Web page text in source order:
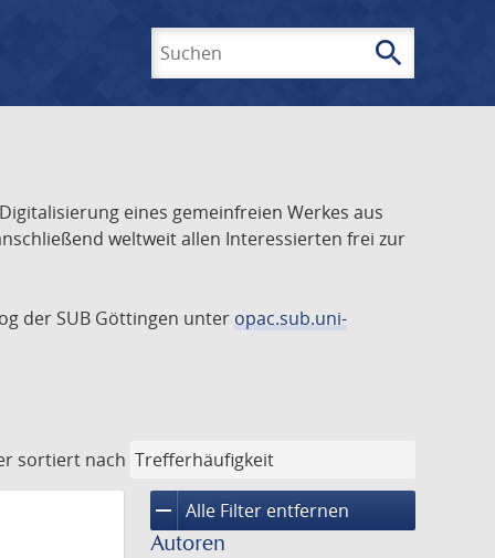
search
eines gemeinfreien Werkes aus
weltweit allen Interessierten frei zur
der SUB Göttingen unter opac.sub.uni-
sortiert nach
remove Alle Filter entfernen
Autoren